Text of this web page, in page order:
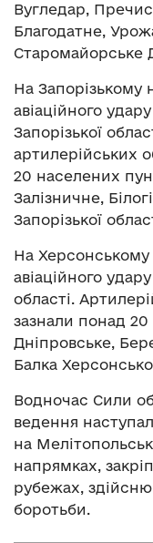
Вугледар,
Благодатне,
Старомайорське
На Запорізькому
авіаційного
Запорізької
артилерійських
20 населених
Залізничне,
Запорізької
На Херсонському
авіаційного
області.
зазнали понад
Дніпровське,
Балка
Водночас Сили
ведення
на
напрямках,
рубежах,
боротьби.